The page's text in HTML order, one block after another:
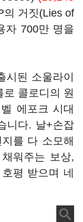
의 거짓(Lies of
자 700만 명을
된 소울라이
콜로디의 원
에포크 시대
니다. 날+손잡
를 다 소모해
워주는 보상,
평 받으며 네